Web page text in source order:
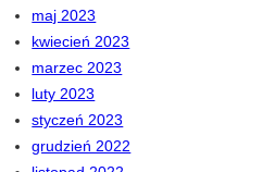
maj 2023
kwiecień 2023
marzec 2023
luty 2023
styczeń 2023
grudzień 2022